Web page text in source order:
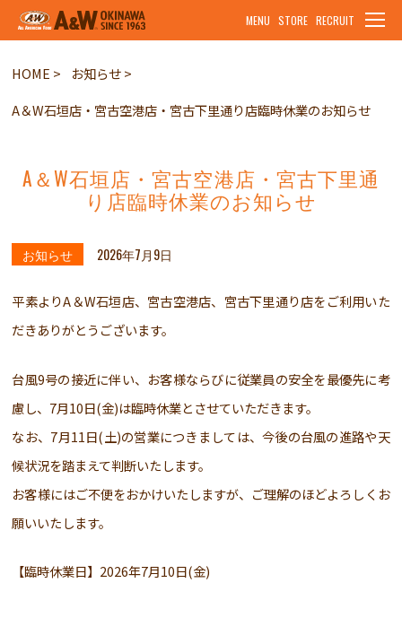
MENU STORE RECRUIT
HOME
お知らせ
A＆W石垣店・宮古空港店・宮古下里通り店臨時休業のお知らせ
A＆W石垣店・宮古空港店・宮古下里通
り店臨時休業のお知らせ
お知らせ 2026年7月9日
平素よりA＆W石垣店、宮古空港店、宮古下里通り店をご利用いた
だきありがとうございます。
台風9号の接近に伴い、お客様ならびに従業員の安全を最優先に考
慮し、7月10日(金)は臨時休業とさせていただきます。
なお、7月11日(土)の営業につきましては、今後の台風の進路や天
候状況を踏まえて判断いたします。
お客様にはご不便をおかけいたしますが、ご理解のほどよろしくお
願いいたします。
【臨時休業日】2026年7月10日(金)